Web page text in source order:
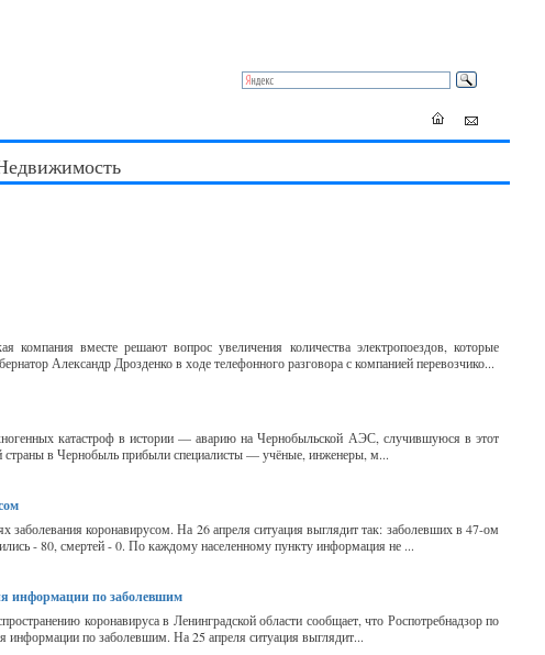
компания вместе решают вопрос увеличения количества электропоездов, которые
Александр Дрозденко в ходе телефонного разговора с компанией перевозчико...
катастроф в истории — аварию на Чернобыльской АЭС, случившуюся в этот
страны в Чернобыль прибыли специалисты — учёные, инженеры, м...
коронавирусом. На 26 апреля ситуация выглядит так: заболевших в 47-ом
- 80, смертей - 0. По каждому населенному пункту информация не ...
информации по заболевшим
коронавируса в Ленинградской области сообщает, что Роспотребнадзор по
информации по заболевшим. На 25 апреля ситуация выглядит...